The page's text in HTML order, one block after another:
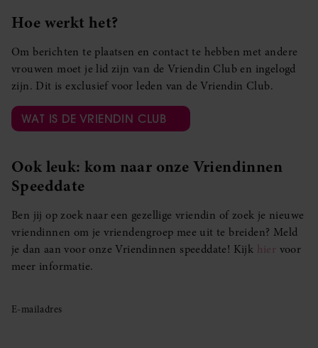
Hoe werkt het?
Om berichten te plaatsen en contact te hebben met andere
vrouwen moet je lid zijn van de Vriendin Club en ingelogd
zijn. Dit is exclusief voor leden van de Vriendin Club.
WAT IS DE VRIENDIN CLUB
Ook leuk: kom naar onze Vriendinnen
Speeddate
Ben jij op zoek naar een gezellige vriendin of zoek je nieuwe
vriendinnen om je vriendengroep mee uit te breiden? Meld
je dan aan voor onze Vriendinnen speeddate! Kijk hier voor
meer informatie.
E-mailadres